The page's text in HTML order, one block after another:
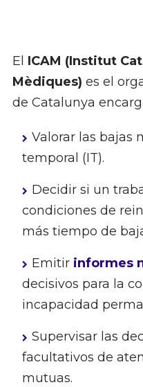
El ICAM (Institut
Mèdiques) es el
de Catalunya
Valorar las bajas
temporal (IT).
Decidir si un
condiciones de
más tiempo de
Emitir informes
decisivos para la
incapacidad
Supervisar las
facultativos de
mutuas.